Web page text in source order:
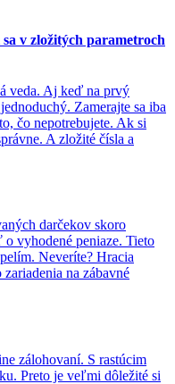
v zložitých parametroch
veda. Aj keď na prvý
Zamerajte sa iba
čo nepotrebujete. Ak si
A zložité čísla a
darčekov skoro
vyhodené peniaze. Tieto
Neveríte? Hracia
na zábavné
zálohovaní. S rastúcim
Preto je veľmi dôležité si